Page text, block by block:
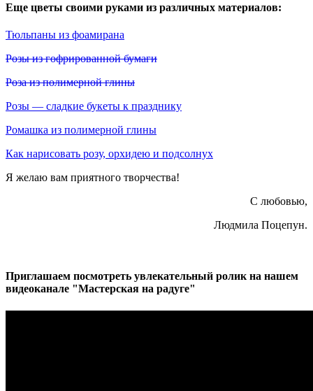
Еще цветы своими руками из различных материалов:
Тюльпаны из фоамирана
Розы из гофрированной бумаги
Роза из полимерной глины
Розы — сладкие букеты к празднику
Ромашка из полимерной глины
Как нарисовать розу, орхидею и подсолнух
Я желаю вам приятного творчества!
С любовью,
Людмила Поцепун.
Приглашаем посмотреть увлекательный ролик на нашем
видеоканале "Мастерская на радуге"